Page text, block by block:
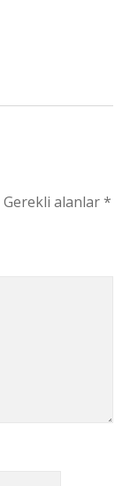
Gerekli alanlar*